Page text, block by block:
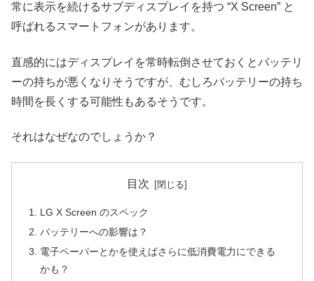
常に表示を続けるサブディスプレイを持つ “X Screen” と
呼ばれるスマートフォンがあります。
直感的にはディスプレイを常時転倒させておくとバッテリ
ーの持ちが悪くなりそうですが、むしろバッテリーの持ち
時間を長くする可能性もあるそうです。
それはなぜなのでしょうか？
目次
LG X Screen のスペック
バッテリーへの影響は？
電子ペーパーとかを使えばさらに低消費電力にできる
かも？